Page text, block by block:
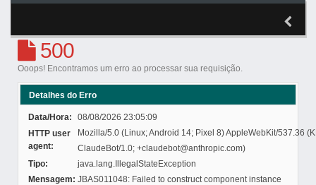
500
Ooops! Encontramos um erro ao processar sua requisição.
Detalhes do Erro
Data/Hora:
08/08/2026 23:05:09
HTTP user
agent:
Mozilla/5.0 (Linux; Android 14; Pixel 8) AppleWebKit/537.36
ClaudeBot/1.0; +claudebot@anthropic.com)
Tipo:
java.lang.IllegalStateException
Mensagem: JBAS011048: Failed to construct component instance